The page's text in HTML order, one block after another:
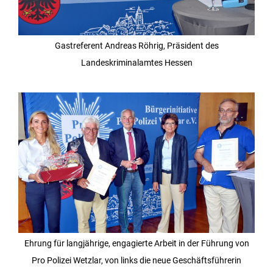
Gastreferent Andreas Röhrig, Präsident des
Landeskriminalamtes Hessen
Ehrung für langjährige, engagierte Arbeit in der Führung von
Pro Polizei Wetzlar, von links die neue Geschäftsführerin